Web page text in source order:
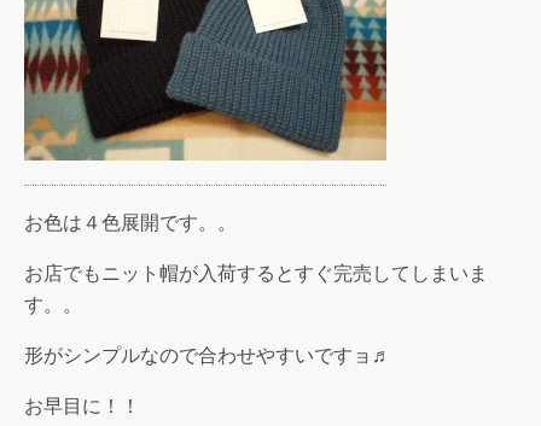
お色は４色展開です。。
お店でもニット帽が入荷するとすぐ完売してしまいま
す。。
形がシンプルなので合わせやすいですョ♬
お早目に！！